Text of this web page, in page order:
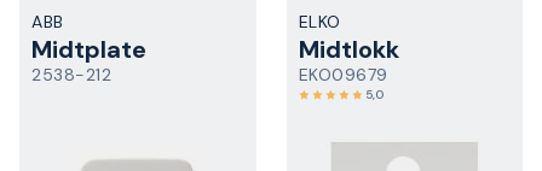
ABB
Midtplate
2538-212
ELKO
Midtlokk
EKO09679
5,0